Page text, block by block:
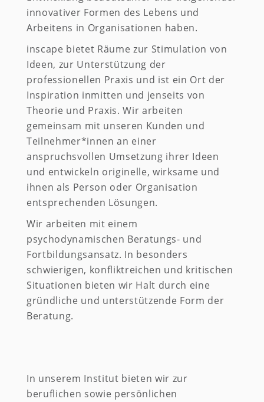
innovativer Formen des Lebens und
Arbeitens in Organisationen haben.
inscape bietet Räume zur Stimulation von
Ideen, zur Unterstützung der
professionellen Praxis und ist ein Ort der
Inspiration inmitten und jenseits von
Theorie und Praxis. Wir arbeiten
gemeinsam mit unseren Kunden und
Teilnehmer*innen an einer
anspruchsvollen Umsetzung ihrer Ideen
und entwickeln originelle, wirksame und
ihnen als Person oder Organisation
entsprechenden Lösungen.
Wir arbeiten mit einem
psychodynamischen Beratungs- und
Fortbildungsansatz. In besonders
schwierigen, konfliktreichen und kritischen
Situationen bieten wir Halt durch eine
gründliche und unterstützende Form der
Beratung.
In unserem Institut bieten wir zur
beruflichen sowie persönlichen